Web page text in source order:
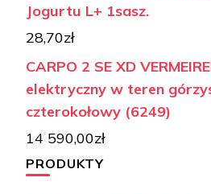
Jogurtu L+ 1sasz.
28,70zł
CARPO 2 SE XD
elektryczny w teren
czterokołowy (6249)
14 590,00zł
PRODUKTY